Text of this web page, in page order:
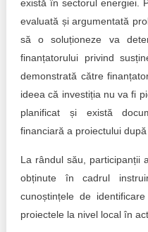
există în sectorul energiei.
evaluată și argumentată
să o soluționeze va
finanțatorului privind
demonstrată către
ideea că investiția nu va fi
planificat și există
financiară a proiectului
La rândul său, participanții
obținute în cadrul
cunoștințele de
proiectele la nivel local în